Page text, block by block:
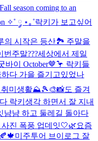
Fall season coming to an
✧˚ ༘ ⋆｡˚락키가 보고싶어
의 시작은 등산🏞️ 주말을
번주말???세상에서 제일
바이 October🤎🦩 락키들
다 가을 즐기고있었나
취미생활⛰️🎾🎨📸도 즐겨
락키생각 하면서 잘 지내
냠냠 하고 둘레길 돌아다
진 폭풍 업데잇🤍🌿요즘
미주투어 브이로그 잘